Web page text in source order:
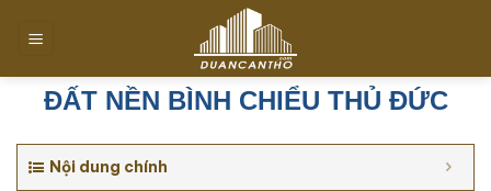
đến
ĐẤT NỀN BÌNH CHIỂU THỦ ĐỨC
Nội dung chính